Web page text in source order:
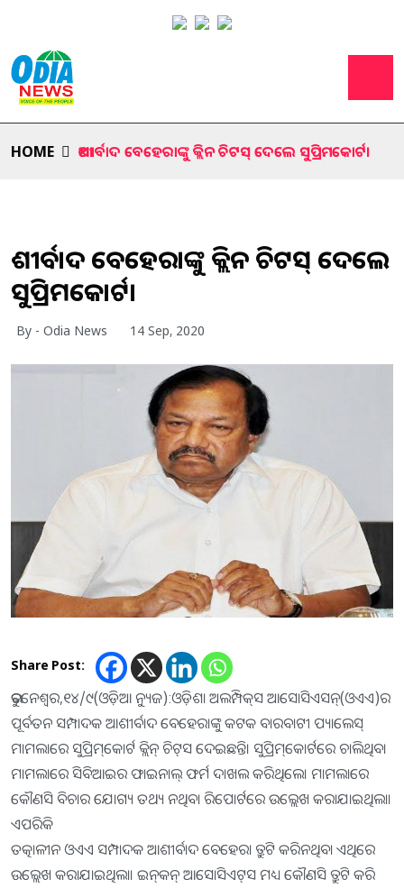
HOME ଆଶୀର୍ବାଦ ବେହେରାଙ୍କୁ କ୍ଲିନ ଚିଟସ୍ ଦେଲେ ସୁପ୍ରିମକୋର୍ଟ।
ଆଶୀର୍ବାଦ ବେହେରାଙ୍କୁ କ୍ଲିନ ଚିଟସ୍ ଦେଲେ
ସୁପ୍ରିମକୋର୍ଟ।
By - Odia News 14 Sep, 2020
Share Post:
ଭୁବନେଶ୍ବର,୧୪/୯(ଓଡ଼ିଆ ନ୍ୟୁଜ):ଓଡ଼ିଶା ଅଲମ୍ପିକ୍‌ସ ଆସୋସିଏସନ୍‌(ଓଏଏ)ର
ପୂର୍ବତନ ସମ୍ପାଦକ ଆଶୀର୍ବାଦ ବେହେରାଙ୍କୁ କଟକ ବାରବାଟୀ ପ୍ୟାଲେସ୍‌
ମାମଲାରେ ସୁପ୍ରିମ୍‌କୋର୍ଟ କ୍ଲିନ୍‌ ଚିଟ୍​ସ ଦେଇଛନ୍ତି। ସୁପ୍ରିମ୍‌କୋର୍ଟରେ ଚାଲିଥିବା
ମାମଲାରେ ସିବିଆଇର ଫାଇନାଲ୍‌ ଫର୍ମ ଦାଖଲ କରିଥିଲେ। ମାମଲାରେ
କୌଣସି ବିଚାର ଯୋଗ୍ୟ ତଥ୍ୟ ନଥିବା ରିପୋର୍ଟରେ ଉଲ୍ଲେଖ କରାଯାଇଥିଲା।
ଏପରିକି
ତତ୍କାଳୀନ ଓଏଏ ସମ୍ପାଦକ ଆଶୀର୍ବାଦ ବେହେରା ତ୍ରୁଟି କରିନଥିବା ଏଥିରେ
ଉଲ୍ଲେଖ କରାଯାଇଥିଲା। ଇନ୍‌କନ୍‌ ଆସୋସିଏଟ୍‌ସ ମଧ୍ୟ କୌଣସି ତ୍ରୁଟି କରି